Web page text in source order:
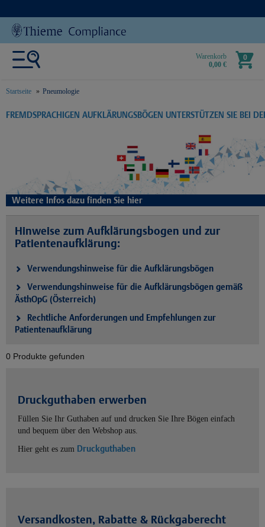
Warenkorb
0,00 €
0
Startseite Pneumologie
text.skipToContent
text.skipToNavigation
FREMDSPRACHIGEN AUFKLÄRUNGSBÖGEN UNTERSTÜTZEN SIE BEI
Weitere Infos dazu finden Sie hier
Hinweise zum Aufklärungsbogen und zur
Patientenaufklärung:
Verwendungshinweise für die Aufklärungsbögen
Verwendungshinweise für die Aufklärungsbögen gemäß
ÄsthOpG (Österreich)
Rechtliche Anforderungen und Empfehlungen zur
Patientenaufklärung
0 Produkte gefunden
Druckguthaben erwerben
Füllen Sie Ihr Guthaben auf und drucken Sie Ihre Bögen einfach
und bequem über den Webshop aus.
Hier geht es zum Druckguthaben
Versandkosten, Rabatte & Rückgaberecht